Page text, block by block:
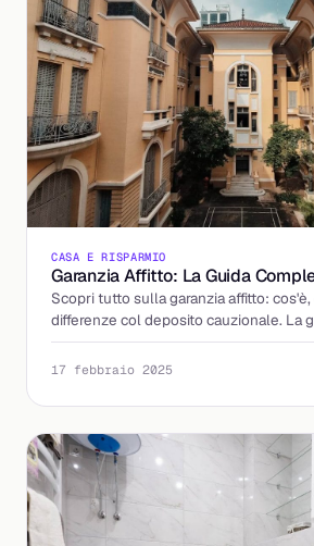
CASA E RISPARMIO
Garanzia Affitto: La Guida
Scopri tutto sulla garanzia affitto:
differenze col deposito cauzionale. La
per locatori e inquilini.
17 febbraio 2025